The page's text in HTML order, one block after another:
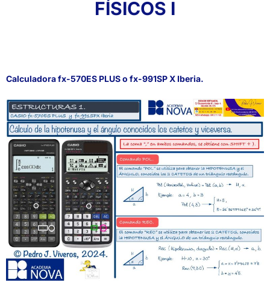
FÍSICOS I
Calculadora fx-570ES PLUS o fx-991SP X Iberia.